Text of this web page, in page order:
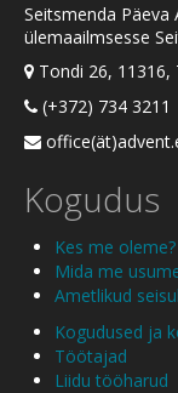
Seitsmenda Päeva
ülemaailmsesse
Tondi 26, 11316,
(+372) 734 3211
Kogudus
Kes me oleme?
Mida me
Ametlikud
Kogudused ja
Töötajad
Liidu tööharud